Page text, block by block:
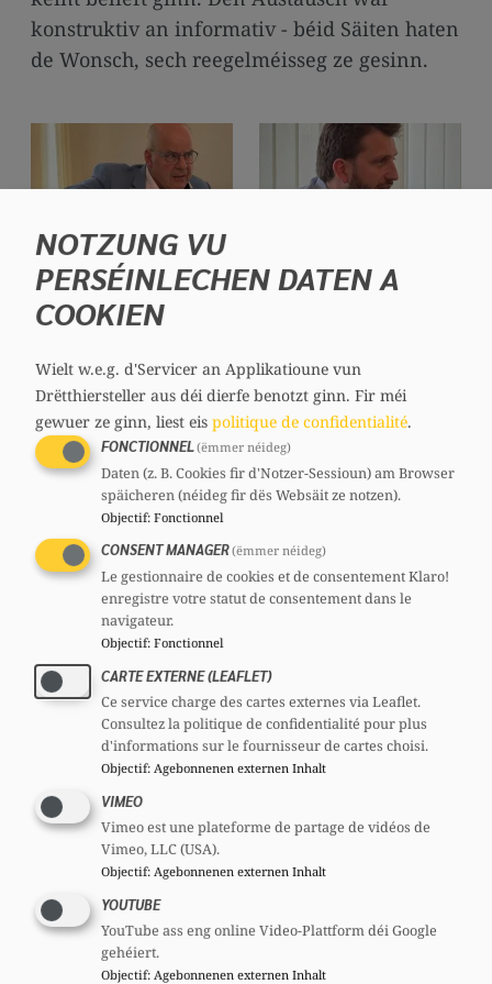
media
links
konstruktiv an informativ - béid Säiten haten
de Wonsch, sech reegelméisseg ze gesinn.
NOTZUNG VU
PERSÉINLECHEN DATEN A
COOKIEN
Wielt w.e.g. d'Servicer an Applikatioune vun
Drëtthiersteller aus déi dierfe benotzt ginn. Fir méi
gewuer ze ginn, liest eis politique de confidentialité.
FONCTIONNEL(ëmmer néideg)
Daten (z. B. Cookies fir d'Notzer-Sessioun) am Browser
späicheren (néideg fir dës Websäit ze notzen).
Objectif: Fonctionnel
CONSENT MANAGER(ëmmer néideg)
Le gestionnaire de cookies et de consentement Klaro!
enregistre votre statut de consentement dans le
navigateur.
Objectif: Fonctionnel
CARTE EXTERNE (LEAFLET)
Ce service charge des cartes externes via Leaflet.
Consultez la politique de confidentialité pour plus
d'informations sur le fournisseur de cartes choisi.
Objectif: Agebonnenen externen Inhalt
VIMEO
Vimeo est une plateforme de partage de vidéos de
Vimeo, LLC (USA).
Objectif: Agebonnenen externen Inhalt
YOUTUBE
YouTube ass eng online Video-Plattform déi Google
gehéiert.
Objectif: Agebonnenen externen Inhalt